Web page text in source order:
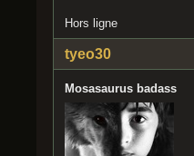
Hors ligne
tyeo30
Mosasaurus badass